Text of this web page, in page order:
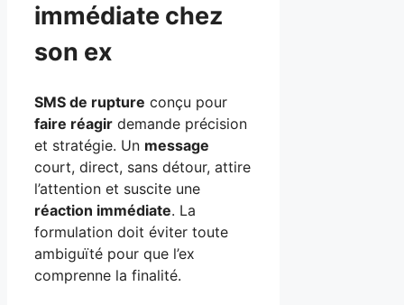
immédiate chez
son ex
SMS de rupture conçu pour
faire réagir demande précision
et stratégie. Un message
court, direct, sans détour, attire
l’attention et suscite une
réaction immédiate. La
formulation doit éviter toute
ambiguïté pour que l’ex
comprenne la finalité.